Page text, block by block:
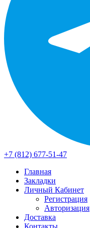
+7 (812) 677-51-47
Главная
Закладки
Личный Кабинет
Регистрация
Авторизация
Доставка
Контакты